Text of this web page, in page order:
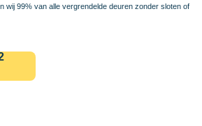
wij 99% van alle vergrendelde deuren zonder sloten of